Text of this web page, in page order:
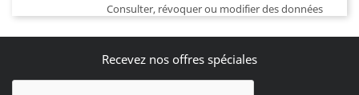
Consulter, révoquer ou modifier des données
Recevez nos offres spéciales